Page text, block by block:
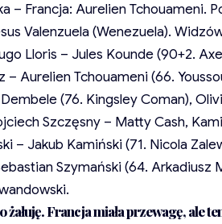
– Francja: Aurelien Tchouameni.
Valenzuela (Wenezuela).
Lloris – Jules Kounde (90+2.
– Aurelien Tchouameni (66.
(76. Kingsley Coman),
Szczęsny – Matty Cash,
– Jakub Kamiński (71. Nicola
Szymański (64. Arkadiusz
żałuję. Francja miała przewagę, ale